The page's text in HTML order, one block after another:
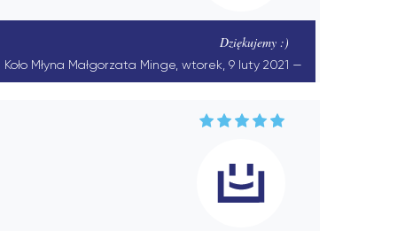
Dziękujemy :)
Młyna Małgorzata Minge, wtorek, 9 luty 2021